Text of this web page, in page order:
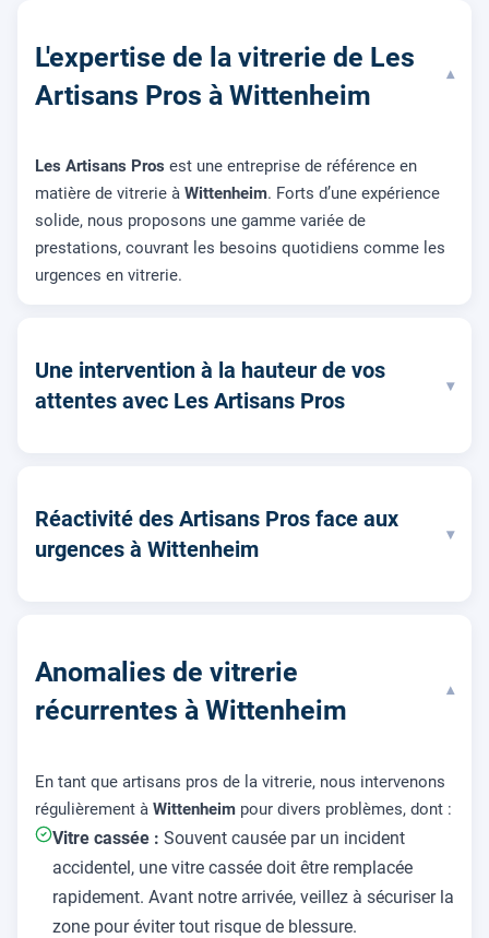
L'expertise de la vitrerie de Les
Artisans Pros à Wittenheim
▾
Les Artisans Pros est une entreprise de référence en
matière de vitrerie à Wittenheim. Forts d’une expérience
solide, nous proposons une gamme variée de
prestations, couvrant les besoins quotidiens comme les
urgences en vitrerie.
Une intervention à la hauteur de vos
attentes avec Les Artisans Pros
▾
Réactivité des Artisans Pros face aux
urgences à Wittenheim
▾
Anomalies de vitrerie
récurrentes à Wittenheim
▾
En tant que artisans pros de la vitrerie, nous intervenons
régulièrement à Wittenheim pour divers problèmes, dont :
Vitre cassée : Souvent causée par un incident
accidentel, une vitre cassée doit être remplacée
rapidement. Avant notre arrivée, veillez à sécuriser la
zone pour éviter tout risque de blessure.